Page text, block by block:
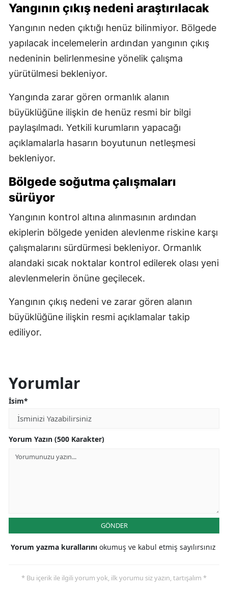
Yangının çıkış nedeni araştırılacak
Yangının neden çıktığı henüz bilinmiyor. Bölgede
yapılacak incelemelerin ardından yangının çıkış
nedeninin belirlenmesine yönelik çalışma
yürütülmesi bekleniyor.
Yangında zarar gören ormanlık alanın
büyüklüğüne ilişkin de henüz resmi bir bilgi
paylaşılmadı. Yetkili kurumların yapacağı
açıklamalarla hasarın boyutunun netleşmesi
bekleniyor.
Bölgede soğutma çalışmaları
sürüyor
Yangının kontrol altına alınmasının ardından
ekiplerin bölgede yeniden alevlenme riskine karşı
çalışmalarını sürdürmesi bekleniyor. Ormanlık
alandaki sıcak noktalar kontrol edilerek olası yeni
alevlenmelerin önüne geçilecek.
Yangının çıkış nedeni ve zarar gören alanın
büyüklüğüne ilişkin resmi açıklamalar takip
ediliyor.
Yorumlar
İsim*
Yorum Yazın (500 Karakter)
GÖNDER
Yorum yazma kurallarını okumuş ve kabul etmiş sayılırsınız
* Bu içerik ile ilgili yorum yok, ilk yorumu siz yazın, tartışalım *